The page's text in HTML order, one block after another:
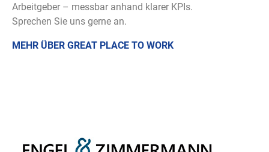
Arbeitgeber – messbar anhand klarer KPIs.
Sprechen Sie uns gerne an.
MEHR ÜBER GREAT PLACE TO WORK